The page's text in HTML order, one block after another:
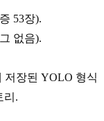
53장).
없음).
저장된 YOLO 형식
리.